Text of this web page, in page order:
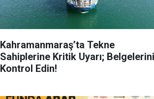
Kahramanmaraş’ta Tekne
Sahiplerine Kritik Uyarı;
Kontrol Edin!